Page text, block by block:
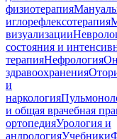
физиотерапия
иглорефлексотерапия
визуализации
состояния и
терапияНефрология
здравоохранения
и
наркология
и общая врачебная
ортопедияУрология и
андрологияУчебники